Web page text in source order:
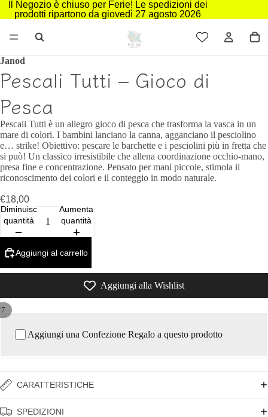
Il Negozio è chiuso per Ferie! Le spedizioni dei
prodotti ripartono da giovedì 27 agosto 2026
7
Janod
Pescali Tutti – Gioco di
Pesca
Pescali Tutti è un allegro gioco di pesca che trasforma la vasca in un
mare di colori. I bambini lanciano la canna, agganciano il pesciolino
e… strike! Obiettivo: pescare le barchette e i pesciolini più in fretta che
si può! Un classico irresistibile che allena coordinazione occhio-mano,
presa fine e concentrazione. Pensato per mani piccole, stimola il
riconoscimento dei colori e il conteggio in modo naturale.
€18,00
Diminuisci
quantità
Aumenta
quantità
Aggiungi al carrello
Aggiungi alla Wishlist
Aggiungi una Confezione Regalo a questo prodotto
CARATTERISTICHE
SPEDIZIONI